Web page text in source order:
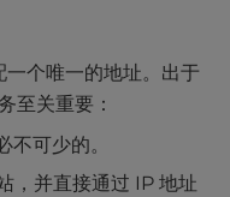
个唯一的地址。出于
至关重要：
可少的。
，并直接通过 IP 地址